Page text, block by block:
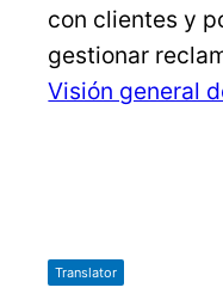
con clientes y
gestionar
Visión general
Translator